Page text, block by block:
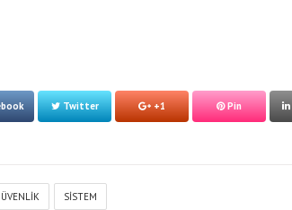
Twitter +1 Pin
SISTEM